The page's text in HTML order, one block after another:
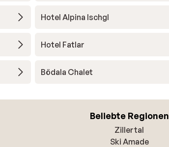
Hotel Alpina Ischgl
Hotel Fatlar
Bödala Chalet
Beliebte Regionen
Zillertal
Ski Amade